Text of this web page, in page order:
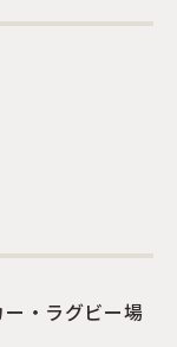
・ラグビー場